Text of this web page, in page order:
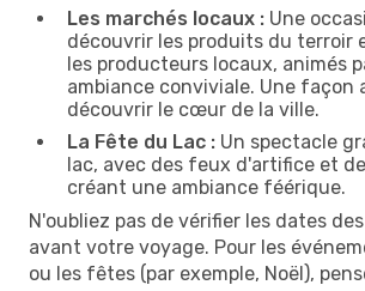
Les marchés locaux : Une
découvrir les produits du terroir
les producteurs locaux, animés
ambiance conviviale. Une
découvrir le cœur de la ville.
La Fête du Lac : Un spectacle
lac, avec des feux d'artifice et
créant une ambiance féérique.
N'oubliez pas de vérifier les dates
avant votre voyage. Pour les
ou les fêtes (par exemple, Noël),